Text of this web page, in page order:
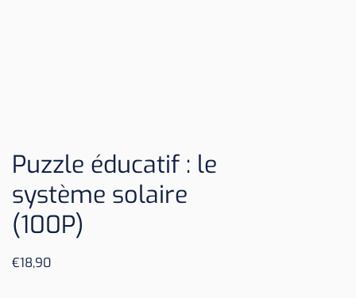
Puzzle éducatif : le
système solaire
(100P)
€18,90